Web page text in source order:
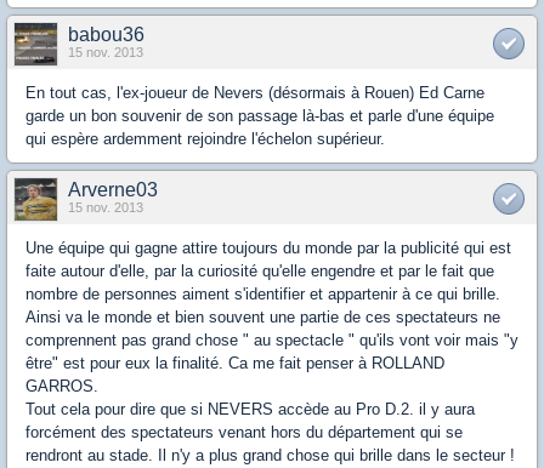
babou36
15 nov. 2013
En tout cas, l'ex-joueur de Nevers (désormais à Rouen) Ed Carne
garde un bon souvenir de son passage là-bas et parle d'une équipe
qui espère ardemment rejoindre l'échelon supérieur.
Arverne03
15 nov. 2013
Une équipe qui gagne attire toujours du monde par la publicité qui est
faite autour d'elle, par la curiosité qu'elle engendre et par le fait que
nombre de personnes aiment s'identifier et appartenir à ce qui brille.
Ainsi va le monde et bien souvent une partie de ces spectateurs ne
comprennent pas grand chose " au spectacle " qu'ils vont voir mais "y
être" est pour eux la finalité. Ca me fait penser à ROLLAND
GARROS.
Tout cela pour dire que si NEVERS accède au Pro D.2. il y aura
forcément des spectateurs venant hors du département qui se
rendront au stade. Il n'y a plus grand chose qui brille dans le secteur !